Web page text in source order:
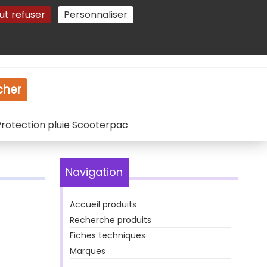
refuser Personnaliser
Gestion des cookies
pluie Scooterpac
Navigation
Accueil produits
Recherche produits
Fiches techniques
Marques